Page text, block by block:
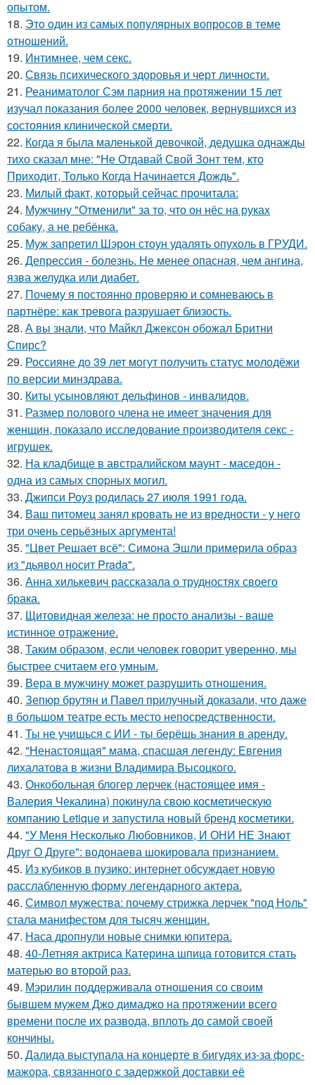
опытом.
18. Этo oдин из самых популярных вопросов в теме
отношений.
19. Интимнее, чем секс.
20. Связь психического здоровья и черт личности.
21. Реаниматолог Сэм парния на протяжении 15 лет
изучал показания более 2000 человек, вернувшихся из
состояния клинической смерти.
22. Когда я была маленькой девочкой, дедушка однажды
тихо сказал мне: "Не Отдавай Свой Зонт тем, кто
Приходит, Только Когда Начинается Дождь".
23. Милый факт, который сейчас прочитала:
24. Мужчину "Отменили" за то, что он нёс на руках
собаку, а не ребёнка.
25. Муж запретил Шэрон стоун удалять опухоль в ГРУДИ.
26. Депрессия - болезнь. Не менее опасная, чем ангина,
язва желудка или диабет.
27. Почему я постоянно проверяю и сомневаюсь в
партнёре: как тревога разрушает близость.
28. А вы знали, что Майкл Джексон обожал Бритни
Спирс?
29. Россияне до 39 лет могут получить статус молодёжи
по версии минздрава.
30. Киты усыновляют дельфинов - инвалидов.
31. Размер полового члена не имеет значения для
женщин, показало исследование производителя секс -
игрушек.
32. На кладбище в австpалийском маунт - маседон -
одна из самых спopных могил.
33. Джипси Роуз родилась 27 июля 1991 года.
34. Ваш питомец занял кровать не из вредности - у него
три очень серьёзных аргумента!
35. "Цвет Решает всё": Симона Эшли примерила образ
из "дьявол носит Prada".
36. Анна хилькевич рассказала о трудностях своего
брака.
37. Щитовидная железа: не просто анализы - ваше
истинное отражение.
38. Таким образом, если человек говорит уверенно, мы
быстрее считаем его умным.
39. Вера в мужчину может разрушить отношения.
40. Зепюр брутян и Павел прилучный доказали, что даже
в большом театре есть место непосредственности.
41. Ты не учишься с ИИ - ты берёшь знания в аренду.
42. "Ненастоящая" мама, спасшая легенду: Евгения
лихалатова в жизни Владимира Высоцкого.
43. Онкобольная блогер лерчек (настоящее имя -
Валерия Чекалина) покинула свою косметическую
компанию Letique и запустила новый бренд косметики.
44. "У Меня Несколько Любовников, И ОНИ НЕ Знают
Друг О Друге": водонаева шокировала признанием.
45. Из кубиков в пузико: интернет обсуждает новую
расслабленную форму легендарного актера.
46. Символ мужества: почему стрижка лерчек "под Ноль"
стала манифестом для тысяч женщин.
47. Наса дропнули новые снимки юпитера.
48. 40-Летняя актриса Катерина шпица готовится стать
матерью во второй раз.
49. Мэрилин поддерживала отношения со своим
бывшем мужем Джо димаджо на протяжении всего
времени после их развода, вплоть до самой своей
кончины.
50. Далида выступала на концерте в бигудях из-за форс-
мажора, связанного с задержкой доставки её